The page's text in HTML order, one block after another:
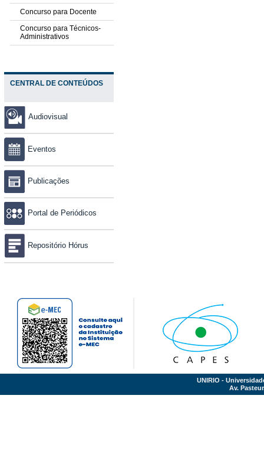
Concurso para Docente
Concurso para Técnicos-
Administrativos
CENTRAL DE CONTEÚDOS
Audiovisual
Eventos
Publicações
Portal de Periódicos
Repositório Hórus
UNIRIO -
Av.